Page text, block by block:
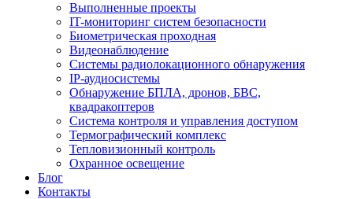
Выполненные проекты
IT-мониторинг систем безопасности
Биометрическая проходная
Видеонаблюдение
Системы радиолокационного обнаружения
IP-аудиосистемы
Обнаружение БПЛА, дронов, БВС,
квадракоптеров
Система контроля и управления доступом
Термографический комплекс
Тепловизионный контроль
Охранное освещение
Блог
Контакты